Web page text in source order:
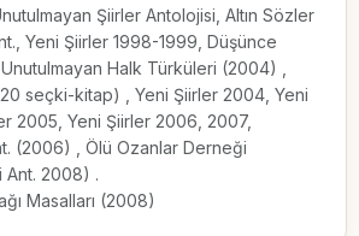
Şiirler Antolojisi, Altın Sözler
Yeni Şiirler 1998-1999, Düşünce
Unutulmayan Halk Türküleri (2004) ,
seçki-kitap) , Yeni Şiirler 2004, Yeni
2005, Yeni Şiirler 2006, 2007,
(2006) , Ölü Ozanlar Derneği
Ant. 2008) .
Masalları (2008)